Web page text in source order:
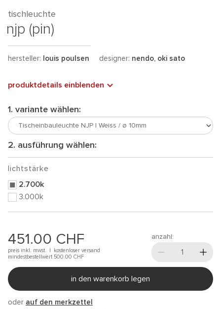
tischleuchte
njp (pin)
hersteller: louis poulsen designer: nendo, oki sato
produktdetails einblenden
1. variante wählen:
2. ausführung wählen:
lichtstärke
2.700k
3.000k
451.00 CHF
preis inkl. mwst. |
kostenloser versand
mindestbestellwert 500.00 CHF
anzahl:
in den warenkorb legen
oder auf den merkzettel